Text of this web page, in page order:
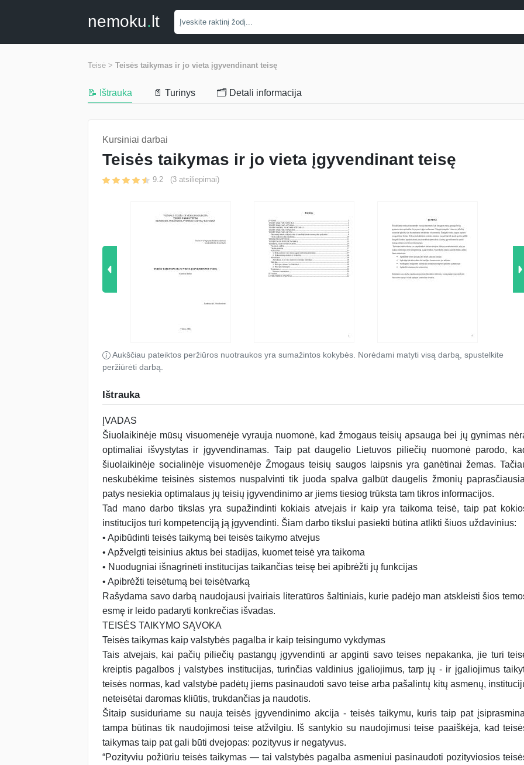
nemoku.lt
Teisė > Teisės taikymas ir jo vieta įgyvendinant teisę
📝 Ištrauka 📄 Turinys 🗂️ Detali informacija
Kursiniai darbai
Teisės taikymas ir jo vieta įgyvendinant teisę
9.2 (3 atsiliepimai)
Aukščiau pateiktos peržiūros nuotraukos yra sumažintos kokybės. Norėdami matyti visą darbą, spustelkite
peržiūrėti darbą.
Ištrauka
ĮVADAS
Šiuolaikinėje mūsų visuomenėje vyrauja nuomonė, kad žmogaus teisių apsauga bei jų gynimas
optimaliai išvystytas ir įgyvendinamas. Taip pat daugelio Lietuvos piliečių nuomonė parodo,
šiuolaikinėje socialinėje visuomenėje Žmogaus teisių saugos laipsnis yra ganėtinai žemas.
neskubėkime teisinės sistemos nuspalvinti tik juoda spalva galbūt daugelis žmonių
patys nesiekia optimalaus jų teisių įgyvendinimo ar jiems tiesiog trūksta tam tikros informacijos.
Tad mano darbo tikslas yra supažindinti kokiais atvejais ir kaip yra taikoma teisė, taip pat
institucijos turi kompetenciją ją įgyvendinti. Šiam darbo tikslui pasiekti būtina atlikti šiuos uždavinius:
• Apibūdinti teisės taikymą bei teisės taikymo atvejus
• Apžvelgti teisinius aktus bei stadijas, kuomet teisė yra taikoma
• Nuodugniai išnagrinėti institucijas taikančias teisę bei apibrėžti jų funkcijas
• Apibrėžti teisėtumą bei teisėtvarką
Rašydama savo darbą naudojausi įvairiais literatūros šaltiniais, kurie padėjo man atskleisti šios
esmę ir leido padaryti konkrečias išvadas.
TEISĖS TAIKYMO SĄVOKA
Teisės taikymas kaip valstybės pagalba ir kaip teisingumo vykdymas
Tais atvejais, kai pačių piliečių pastangų įgyvendinti ar apginti savo teises nepakanka, jie turi
kreiptis pagalbos į valstybes institu­cijas, turinčias valdinius įgaliojimus, tarp jų - ir įgaliojimus
teisės normas, kad valstybė padėtų jiems pasinaudoti savo teise ar­ba pašalintų kitų asmenų,
neteisėtai daromas kliūtis, truk­dančias ja naudotis.
Šitaip susiduriame su nauja teisės įgyvendinimo akcija - teisės taikymu, kuris taip pat
tampa būtinas tik naudojimosi teise atžvilgiu. Iš santykio su naudojimusi teise paaiškėja, kad
taikymas taip pat gali būti dvejopas: pozityvus ir negatyvus.
“Pozityviu požiūriu teisės taikymas — tai valstybės pagalba as­meniui pasinaudoti pozityviosios